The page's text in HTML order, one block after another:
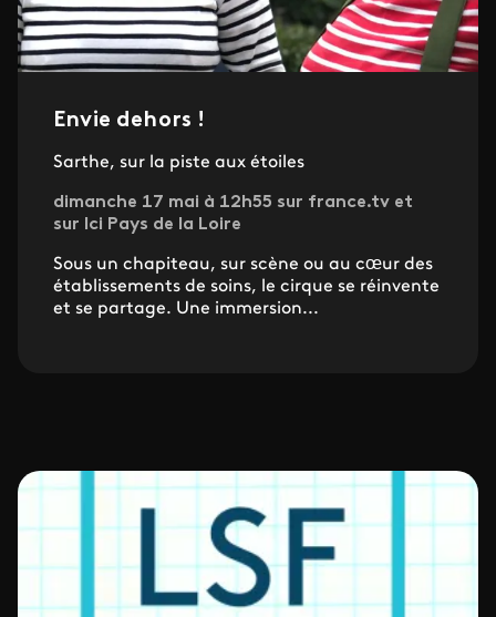
Envie dehors !
Sarthe, sur la piste aux étoiles
dimanche 17 mai à 12h55 sur france.tv et
sur Ici Pays de la Loire
Sous un chapiteau, sur scène ou au cœur des
établissements de soins, le cirque se réinvente
et se partage. Une immersion...